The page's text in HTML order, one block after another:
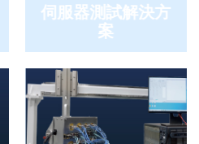
伺服器測試解決方
案